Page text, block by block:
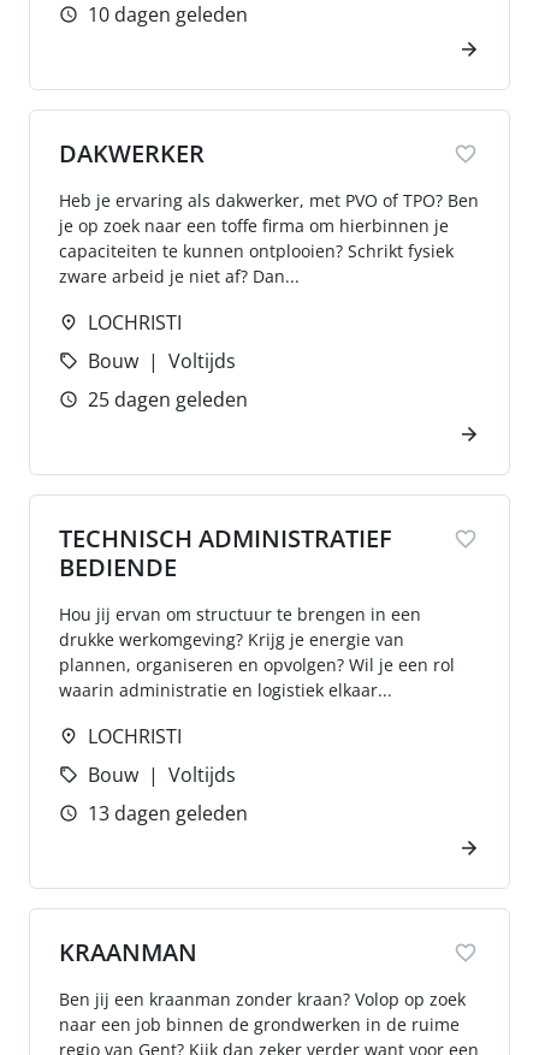
10 dagen geleden
DAKWERKER
Heb je ervaring als dakwerker, met PVO of TPO? Ben
je op zoek naar een toffe firma om hierbinnen je
capaciteiten te kunnen ontplooien? Schrikt fysiek
zware arbeid je niet af? Dan...
LOCHRISTI
Bouw
Voltijds
25 dagen geleden
TECHNISCH ADMINISTRATIEF
BEDIENDE
Hou jij ervan om structuur te brengen in een
drukke werkomgeving? Krijg je energie van
plannen, organiseren en opvolgen? Wil je een rol
waarin administratie en logistiek elkaar...
LOCHRISTI
Bouw
Voltijds
13 dagen geleden
KRAANMAN
Ben jij een kraanman zonder kraan? Volop op zoek
naar een job binnen de grondwerken in de ruime
regio van Gent? Kijk dan zeker verder want voor een